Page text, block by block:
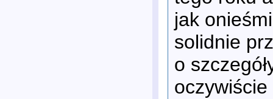
jak
solidnie
o
oczywiście